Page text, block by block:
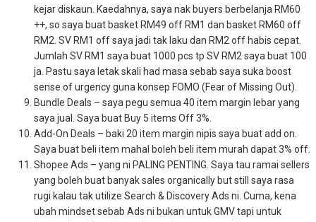
kejar diskaun. Kaedahnya, saya nak buyers berbelanja RM60
++, so saya buat basket RM49 off RM1 dan basket RM60 off
RM2. SV RM1 off saya jadi tak laku dan RM2 off habis cepat.
Jumlah SV RM1 saya buat 1000 pcs tp SV RM2 saya buat 100
ja. Pastu saya letak skali had masa sebab saya suka boost
sense of urgency guna konsep FOMO (Fear of Missing Out).
Bundle Deals – saya pegu semua 40 item margin lebar yang
saya jual. Saya buat Buy 5 items Off 3%.
Add-On Deals – baki 20 item margin nipis saya buat add on.
Saya buat beli item mahal boleh beli item murah dapat 3% off.
Shopee Ads – yang ni PALING PENTING. Saya tau ramai sellers
yang boleh buat banyak sales organically but still saya rasa
rugi kalau tak utilize Search & Discovery Ads ni. Cuma, kena
ubah mindset sebab Ads ni bukan untuk GMV tapi untuk